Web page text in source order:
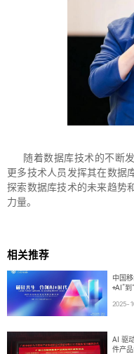
随着数据库技术的不断
更多技术人员发挥其在数据
探索数据库技术的未来趋势
力量。
相关推荐
中国
+AI”
2025-
AI 驱
件产